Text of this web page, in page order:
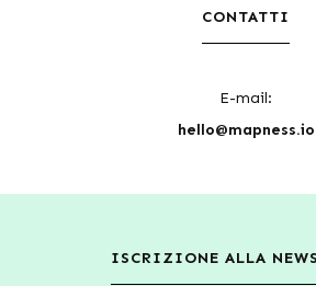
CONTATTI
E-mail:
hello@mapness.io
ISCRIZIONE ALLA